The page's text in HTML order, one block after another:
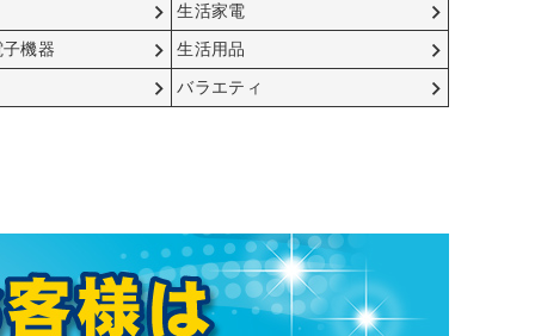
生活家電
機器
生活用品
バラエティ